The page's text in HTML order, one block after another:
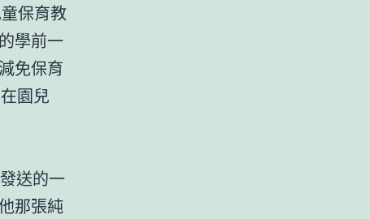
保育教
學前一
免保育
園兒
送的一
那張純